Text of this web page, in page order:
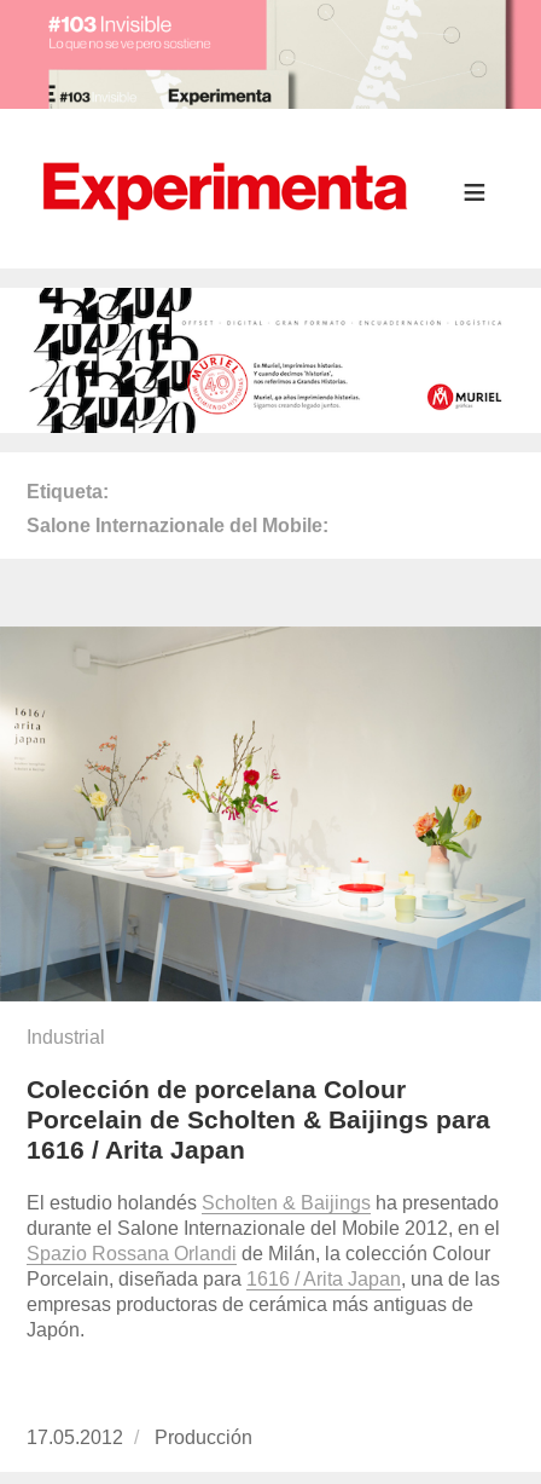
Etiqueta
Salone Internazionale del Mobile
Industrial
Colección de porcelana Colour
Porcelain de Scholten & Baijings para
1616 / Arita Japan
El estudio holandés Scholten & Baijings ha presentado
durante el Salone Internazionale del Mobile 2012, en el
Spazio Rossana Orlandi de Milán, la colección Colour
Porcelain, diseñada para 1616 / Arita Japan, una de las
empresas productoras de cerámica más antiguas de
Japón.
Publicado
17.05.2012 https://www.experimenta.es/author/
Producción